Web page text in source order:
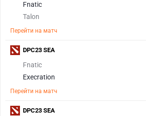
Fnatic
Talon
Перейти на матч
Fnatic
Execration
Перейти на матч
DPC23 SEA
DPC23 SEA